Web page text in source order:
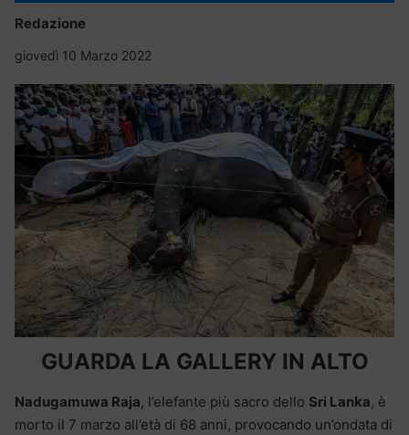
Redazione
giovedì 10 Marzo 2022
GUARDA LA GALLERY IN ALTO
Nadugamuwa Raja, l’elefante più sacro dello Sri Lanka, è
morto il 7 marzo all’età di 68 anni, provocando un’ondata di